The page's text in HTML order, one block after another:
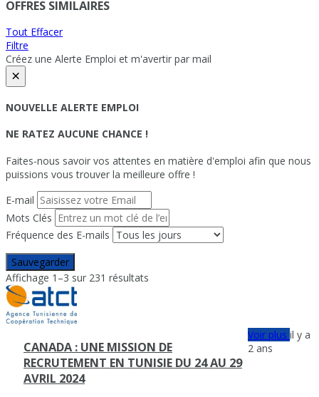
OFFRES SIMILAIRES
Tout Effacer
Filtre
Créez une Alerte Emploi et m'avertir par mail
×
NOUVELLE ALERTE EMPLOI
NE RATEZ AUCUNE CHANCE !
Faites-nous savoir vos attentes en matière d'emploi afin que nous
puissions vous trouver la meilleure offre !
E-mail
Mots Clés
Fréquence des E-mails
Sauvegarder
Affichage 1–3 sur 231 résultats
CANADA : UNE MISSION DE
RECRUTEMENT EN TUNISIE DU 24 AU 29
AVRIL 2024
Voir plusil y a
2 ans